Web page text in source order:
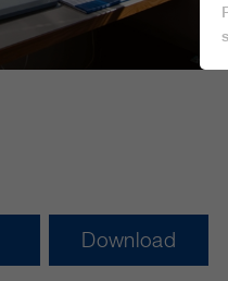
Download